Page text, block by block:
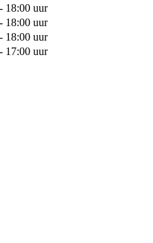
18:00 uur
18:00 uur
18:00 uur
17:00 uur